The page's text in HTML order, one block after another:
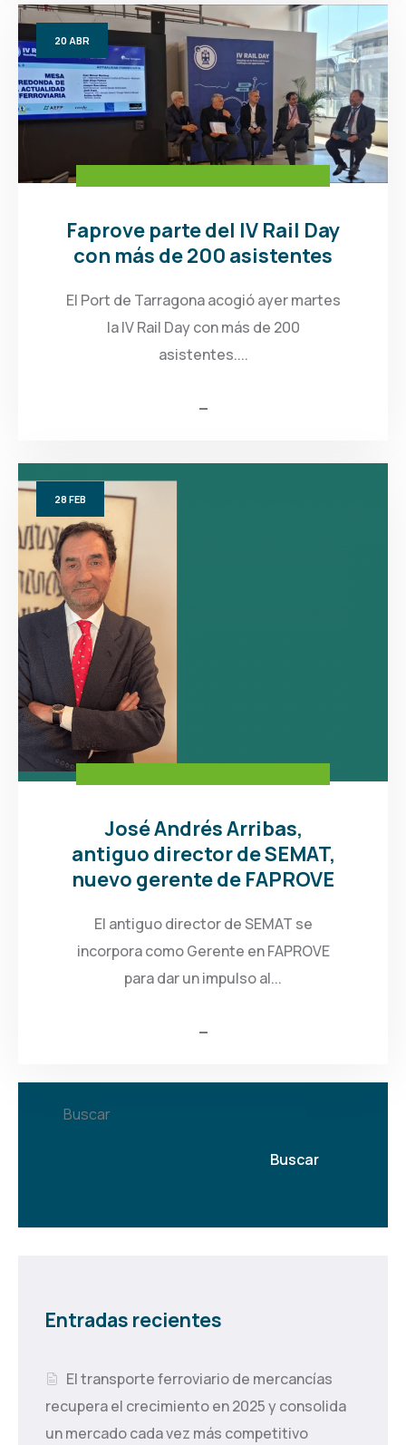
20ABR
Faprove parte del IV Rail Day
con más de 200 asistentes
El Port de Tarragona acogió ayer martes
la IV Rail Day con más de 200
asistentes....
28 FEB
José Andrés Arribas,
antiguo director de SEMAT,
nuevo gerente de FAPROVE
El antiguo director de SEMAT se
incorpora como Gerente en FAPROVE
para dar un impulso al...
Buscar
Buscar
Entradas recientes
El transporte ferroviario de mercancías
recupera el crecimiento en 2025 y consolida
un mercado cada vez más competitivo